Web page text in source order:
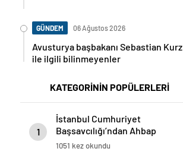
GÜNDEM 06 Ağustos 2026
Avusturya başbakanı Sebastian Kurz
ile ilgili bilinmeyenler
KATEGORİNİN POPÜLERLERİ
1
İstanbul Cumhuriyet
Başsavcılığı’ndan Ahbap
Soruşturması: Bilirkişi Heyeti
1051 kez okundu